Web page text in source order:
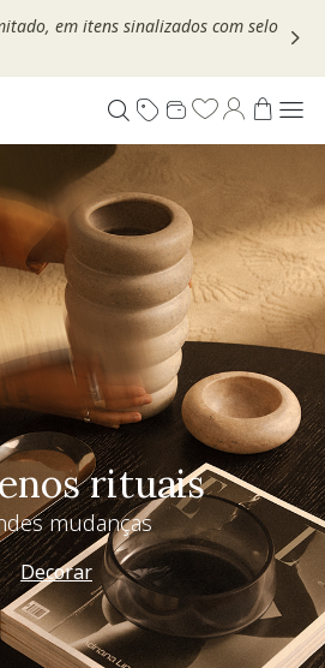
ganhe até 30% OFF*: useMOVEL30,
rituais
mudanças
Decorar